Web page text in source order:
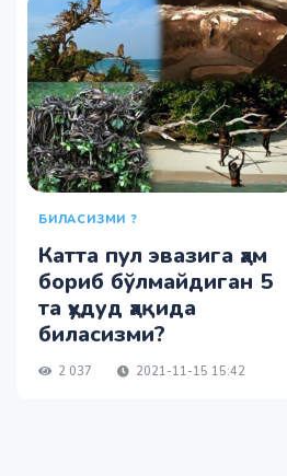
БИЛАСИЗМИ ?
Катта пул эвазига ҳам
бориб бўлмайдиган 5
та ҳудуд ҳақида
биласизми?
2 037 2021-11-15 15:42